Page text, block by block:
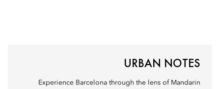
URBAN NOTES
Experience Barcelona through the lens of Mandarin